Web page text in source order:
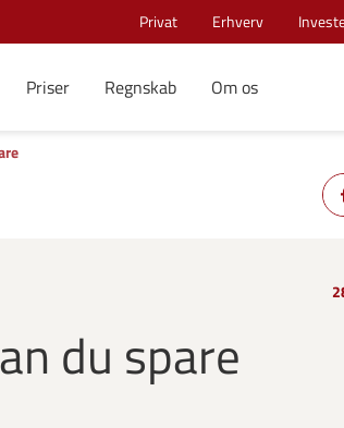
Privat Erhverv
Priser Regnskab Om os
du spare